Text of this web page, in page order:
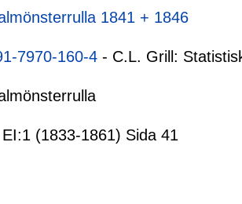
1841 + 1846
7970-160-4 - C.L. Grill:
(1833-1861) Sida 41